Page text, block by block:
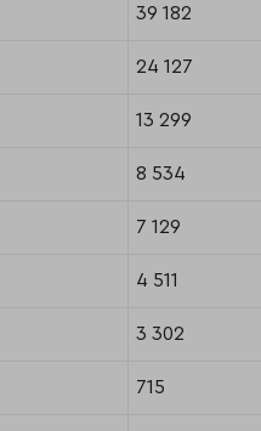
39 182
24 127
13 299
8 534
7 129
4 511
3 302
715